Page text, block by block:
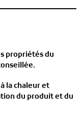
propriétés du
la chaleur et
du produit et du